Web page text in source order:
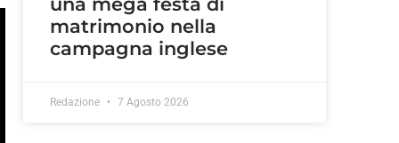
matrimonio nella
campagna inglese
Redazione 7 Agosto 2026